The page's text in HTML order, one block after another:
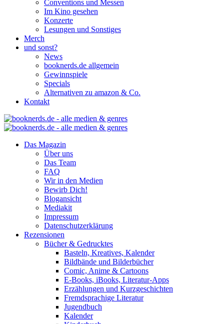
Conventions und Messen
Im Kino gesehen
Konzerte
Lesungen und Sonstiges
Merch
und sonst?
News
booknerds.de allgemein
Gewinnspiele
Specials
Alternativen zu amazon & Co.
Kontakt
Das Magazin
Über uns
Das Team
FAQ
Wir in den Medien
Bewirb Dich!
Blogansicht
Mediakit
Impressum
Datenschutzerklärung
Rezensionen
Bücher & Gedrucktes
Basteln, Kreatives, Kalender
Bildbände und Bilderbücher
Comic, Anime & Cartoons
E-Books, iBooks, Literatur-Apps
Erzählungen und Kurzgeschichten
Fremdsprachige Literatur
Jugendbuch
Kalender